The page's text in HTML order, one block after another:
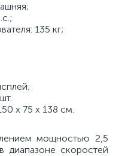
135 кг;
х 75 х 138 см.
мощностью 2,5
диапазоне скоростей